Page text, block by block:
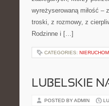
wyreżyserowaną miłość –
troski, z rozmowy, z
Rodzinne i […]
CATEGORIES:
LUBELSKIE
POSTED BY ADMIN